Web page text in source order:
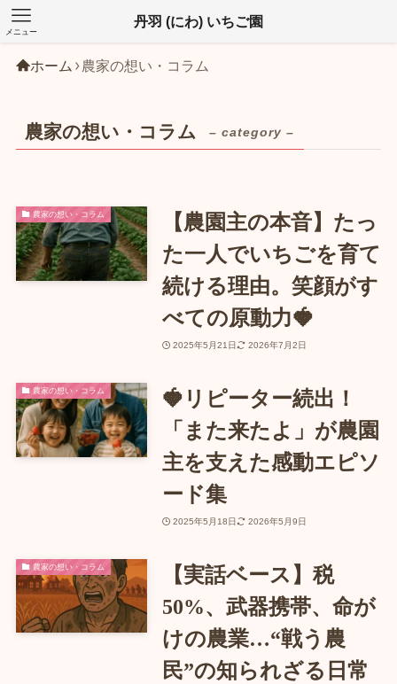
丹羽 (にわ) いちご園
メニュー
ホーム 農家の想い・コラム
農家の想い・コラム – category –
農家の想い・コラム
【農園主の本音】たっ
た一人でいちごを育て
続ける理由。笑顔がす
べての原動力🍓
2025年5月21日 2026年7月2日
農家の想い・コラム
🍓リピーター続出！
「また来たよ」が農園
主を支えた感動エピソ
ード集
2025年5月18日 2026年5月9日
農家の想い・コラム
【実話ベース】税
50%、武器携帯、命が
けの農業…“戦う農
民”の知られざる日常